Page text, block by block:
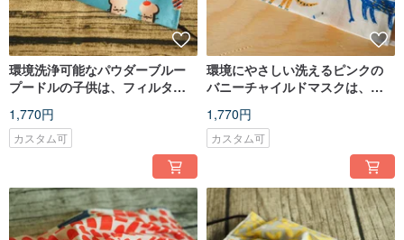
環境洗浄可能なパウダーブルー
プードルの子供は、フィルター
入れることができます
1,770円
カスタム可
環境にやさしい洗えるピンクの
バニーチャイルドマスクは、フ
捨てマスクに入れることができ
ます
1,770円
カスタム可